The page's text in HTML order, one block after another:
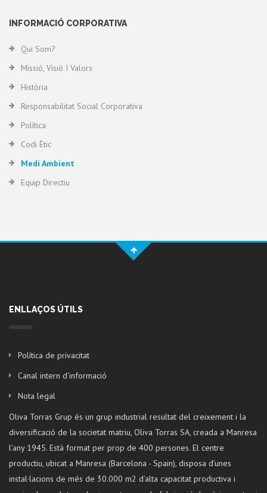
INFORMACIÓ CORPORATIVA
Qui Som?
Missió, Visió I Valors
Història
Responsabilitat Social Corporativa
Política
Codi Ètic
Medi Ambient
Equip Directiu
ENLLAÇOS ÚTILS
Política de privacitat
Canal intern d'informació
Nota legal
Oliva Torras Grup és un grup industrial resultat del creixement i la
diversificació de la societat matriu, Oliva Torras SA, creada a Manresa
l’any 1945. Està format per prop de 400 persones. El centre
productiu, ubicat a Manresa (Barcelona - Spain), disposa d’unes
instal·lacions de més de 30.000 m2 d’alta capacitat productiva i